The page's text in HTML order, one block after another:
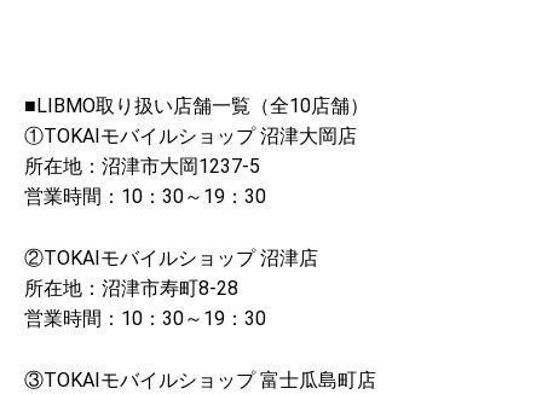
■LIBMO取り扱い店舗一覧（全10店舗）
①TOKAIモバイルショップ 沼津大岡店
所在地：沼津市大岡1237-5
営業時間：10：30～19：30
②TOKAIモバイルショップ 沼津店
所在地：沼津市寿町8-28
営業時間：10：30～19：30
③TOKAIモバイルショップ 富士瓜島町店